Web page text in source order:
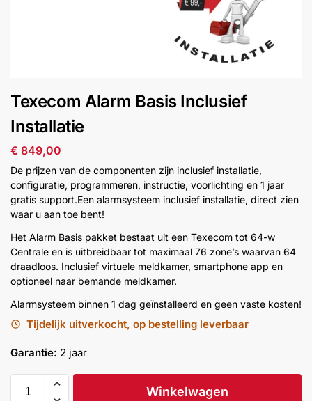
&
Intercom
Branddetectie
Inbraakbeveiliging
Merken
Outlet SALE
Help &
Texecom Alarm Basis Inclusief
Installatie
€ 849,00
De prijzen van de componenten zijn inclusief installatie,
configuratie, programmeren, instructie, voorlichting en 1 jaar
gratis support.Een alarmsysteem inclusief installatie, direct zien
waar u aan toe bent!
Het Alarm Basis pakket bestaat uit een Texecom tot 64-w
Centrale en is uitbreidbaar tot maximaal 76 zone’s waarvan 64
draadloos. Inclusief virtuele meldkamer, smartphone app en
optioneel naar bemande meldkamer.
Alarmsysteem binnen 1 dag geïnstalleerd en geen vaste kosten!
Tijdelijk uitverkocht, op bestelling leverbaar
Garantie: 2 jaar
Winkelwagen